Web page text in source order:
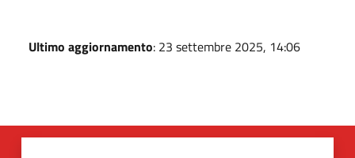
Ultimo aggiornamento: 23 settembre 2025, 14:06